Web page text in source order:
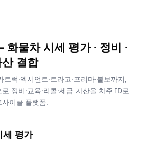
물차 시세 평가 · 정비 ·
결합
트럭·엑시언트·트라고·프리마·볼보까지,
정비·교육·리콜·세금 자산을 차주 ID로
이클 플랫폼.
세 평가